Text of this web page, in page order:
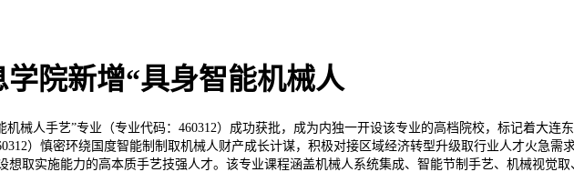
院新增“具身智能机械人
人手艺”专业（专业代码：460312）成功获批，成为内独一开设该专业的高档院校，标记着大连
）慎密环绕国度智能制制取机械人财产成长计谋，积极对接区域经济转型升级取行业人才火急
想取实施能力的高本质手艺技强人才。该专业课程涵盖机械人系统集成、智能节制手艺、机械视觉